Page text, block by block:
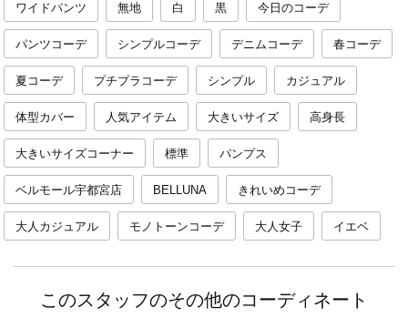
ワイドパンツ 無地 白 黒 今日のコーデ
パンツコーデ シンプルコーデ デニムコーデ 春コーデ
夏コーデ プチプラコーデ シンプル カジュアル
体型カバー 人気アイテム 大きいサイズ 高身長
大きいサイズコーナー 標準 パンプス
ベルモール宇都宮店 BELLUNA きれいめコーデ
大人カジュアル モノトーンコーデ 大人女子 イエベ
このスタッフのその他のコーディネート